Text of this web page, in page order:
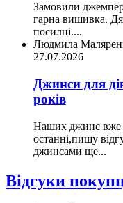
Замовили
гарна вишивка.
посилці....
Людмила
27.07.2026
Джинси для
років
Наших джинс вже
останні,пишу
джинсами ще...
Відгуки